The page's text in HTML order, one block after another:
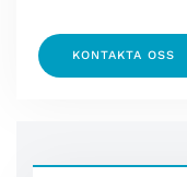
KONTAKTA OSS